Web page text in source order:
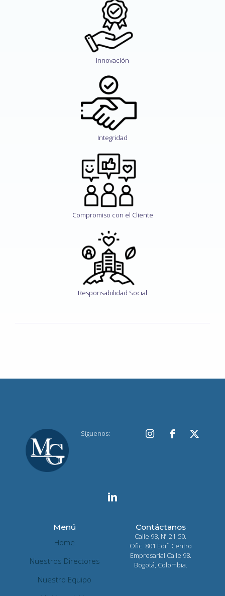
Innovación
Integridad
Compromiso con el Cliente
Responsabilidad Social
Síguenos:
Menú
Home
Nuestros Directores
Nuestro Equipo
Contáctanos
Calle 98, Nº 21-50.
Ofic. 801 Edif. Centro
Empresarial Calle 98.
Bogotá, Colombia.